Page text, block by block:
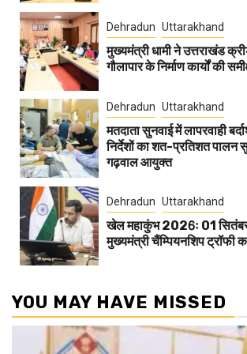
Dehradun Uttarakhand
मुख्यमंत्री धामी ने उत्तराखंड
गौलापार के निर्माण कार्यों की
Dehradun Uttarakhand
मतदाता सुनवाई में लापरवाही
निर्देशों का शत-प्रतिशत पालन
गढ़वाल आयुक्त
Dehradun Uttarakhand
खेल महाकुंभ 2026ः 01
मुख्यमंत्री चैंम्पियनशिप ट्रॉफी
YOU MAY HAVE MISSED